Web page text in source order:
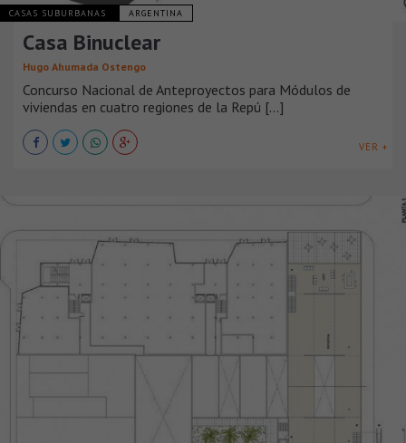
CASAS SUBURBANAS ARGENTINA
Casa Binuclear
Hugo Ahumada Ostengo
Concurso Nacional de Anteproyectos para Módulos de
viviendas en cuatro regiones de la Repú [...]
VER +